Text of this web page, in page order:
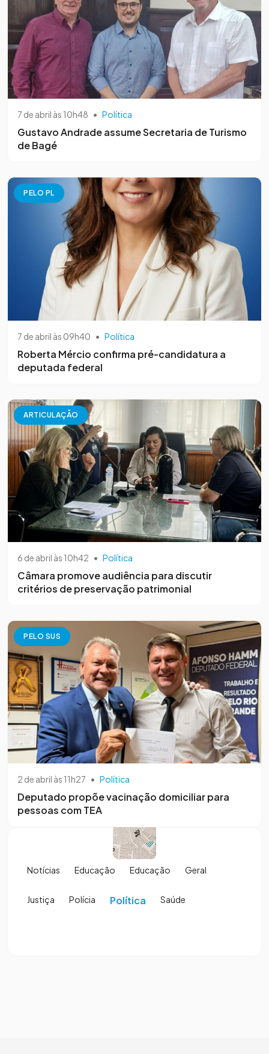
7 de abril às 10h48 • Política
Gustavo Andrade assume Secretaria de Turismo
de Bagé
PELO PL
7 de abril às 09h40 • Política
Roberta Mércio confirma pré-candidatura a
deputada federal
ARTICULAÇÃO
6 de abril às 10h42 • Política
Câmara promove audiência para discutir
critérios de preservação patrimonial
PELO SUS
2 de abril às 11h27 • Política
Deputado propõe vacinação domiciliar para
pessoas com TEA
Notícias Educação Educação Geral
Justiça Polícia Política Saúde